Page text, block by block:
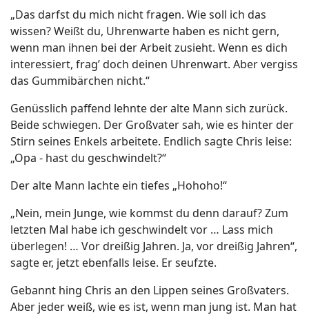
„Das darfst du mich nicht fragen. Wie soll ich das
wissen? Weißt du, Uhrenwarte haben es nicht gern,
wenn man ihnen bei der Arbeit zusieht. Wenn es dich
interessiert, frag’ doch deinen Uhrenwart. Aber vergiss
das Gummibärchen nicht.“
Genüsslich paffend lehnte der alte Mann sich zurück.
Beide schwiegen. Der Großvater sah, wie es hinter der
Stirn seines Enkels arbeitete. Endlich sagte Chris leise:
„Opa - hast du geschwindelt?“
Der alte Mann lachte ein tiefes „Hohoho!“
„Nein, mein Junge, wie kommst du denn darauf? Zum
letzten Mal habe ich geschwindelt vor … Lass mich
überlegen! … Vor dreißig Jahren. Ja, vor dreißig Jahren“,
sagte er, jetzt ebenfalls leise. Er seufzte.
Gebannt hing Chris an den Lippen seines Großvaters.
Aber jeder weiß, wie es ist, wenn man jung ist. Man hat